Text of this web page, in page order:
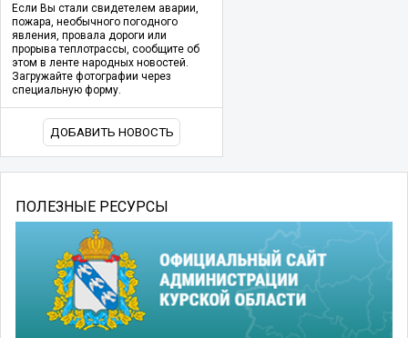
Если Вы стали свидетелем аварии,
пожара, необычного погодного
явления, провала дороги или
прорыва теплотрассы, сообщите об
этом в ленте народных новостей.
Загружайте фотографии через
специальную форму.
ДОБАВИТЬ НОВОСТЬ
ПОЛЕЗНЫЕ РЕСУРСЫ